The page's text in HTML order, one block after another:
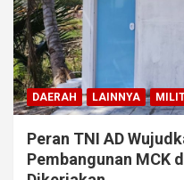
DAERAH LAINNYA
Peran TNI AD
Pembangunan MCK